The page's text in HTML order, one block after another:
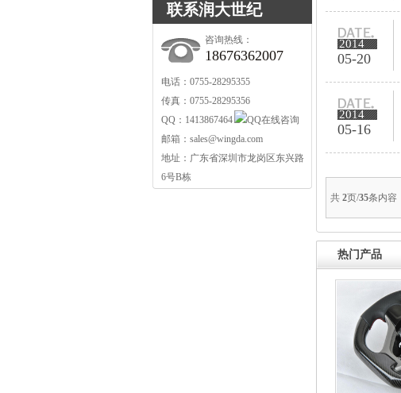
联系润大世纪
咨询热线：
18676362007
电话：0755-28295355
传真：0755-28295356
QQ：1413867464
邮箱： sales@wingda.com
地址：广东省深圳市龙岗区东兴路
6号B栋
2014
05-20
2014
05-16
共 2页/35条内容
热门产品